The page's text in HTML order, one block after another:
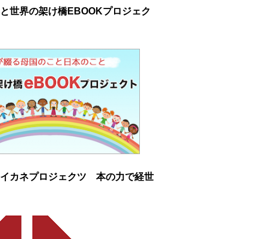
世界の架け橋EBOOKプロジェク
カネプロジェクツ 本の力で経世